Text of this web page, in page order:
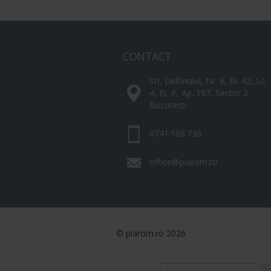
CONTACT
Str. Delfinului, Nr. 6, Bl. 42, Sc.
4, Et. P, Ap. 197, Sector 2,
Bucuresti
0741.106.736
office@piarom.ro
© piarom.ro 2026